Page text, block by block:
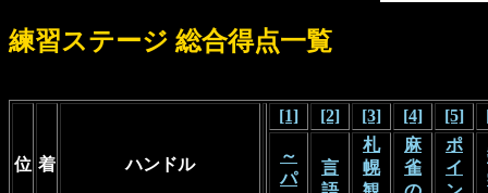
練習ステージ 総合得点一覧
位 着 ハンドル
[1] [2] [3] [4] [5]
～
パ
言
札
幌
麻
雀
ポ
イ